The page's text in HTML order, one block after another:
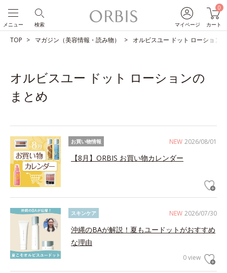
マイページ
0
カート
検索
メニュー
TOP マガジン（美容情報・読み物） オルビスユー ドット ローション
オルビスユー ドット ローションの
まとめ
NEW 2026/08/01
お買い物情報
【8月】ORBIS お買い物カレンダー
NEW 2026/07/30
スキンケア
沖縄のBAが解説！夏もユードットがおすすめ
な理由
0 view